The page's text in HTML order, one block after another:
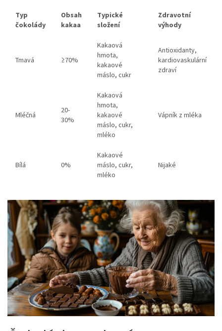
Typ
čokolády
Obsah
kakaa
Typické
složení
Zdravotní
výhody
Tmavá ≥70%
Kakaová
hmota,
kakaové
máslo, cukr
Antioxidanty,
kardiovaskulární
zdraví
Mléčná
20-
30%
Kakaová
hmota,
kakaové
máslo, cukr,
mléko
Vápník z mléka
Bílá 0%
Kakaové
máslo, cukr,
mléko
Nijaké